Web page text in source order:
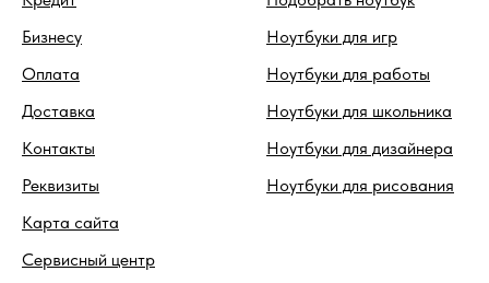
Бизнесу
Оплата
Доставка
Контакты
Реквизиты
Карта сайта
Сервисный центр
Ноутбуки для игр
Ноутбуки для работы
Ноутбуки для школьника
Ноутбуки для дизайнера
Ноутбуки для рисования